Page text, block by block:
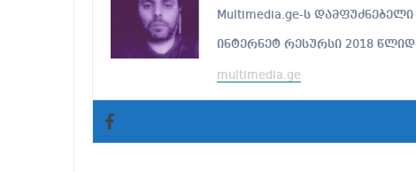
Multimedia.ge-ს
ინტერნეტ რესურსი 2018
multimedia.ge